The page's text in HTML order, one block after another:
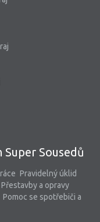
Super Sousedů
Pravidelný úklid
Přestavby a opravy
Pomoc se spotřebiči a